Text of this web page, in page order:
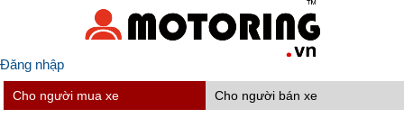
Đăng nhập
Cho người mua xe Cho người bán xe